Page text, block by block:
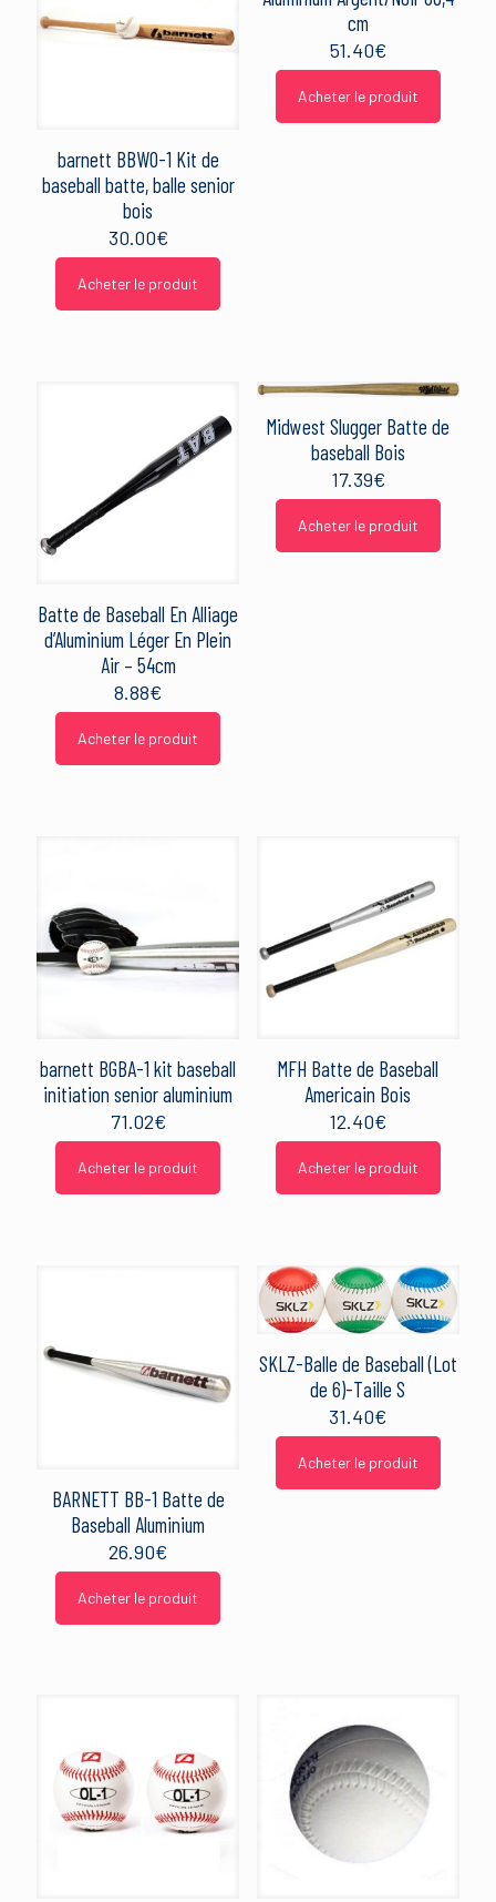
barnett BBWO-1 Kit de
baseball batte, balle senior
bois
30.00€
Acheter le produit
cm
51.40€
Acheter le produit
Batte de Baseball En Alliage
d’Aluminium Léger En Plein
Air – 54cm
8.88€
Acheter le produit
Midwest Slugger Batte de
baseball Bois
17.39€
Acheter le produit
barnett BGBA-1 kit baseball
initiation senior aluminium
71.02€
Acheter le produit
MFH Batte de Baseball
Americain Bois
12.40€
Acheter le produit
BARNETT BB-1 Batte de
Baseball Aluminium
26.90€
Acheter le produit
SKLZ-Balle de Baseball (Lot
de 6)-Taille S
31.40€
Acheter le produit